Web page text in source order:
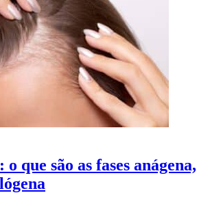
que são as fases anágena,